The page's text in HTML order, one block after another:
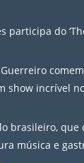
participa do
show incrível
brasileiro, que
música e